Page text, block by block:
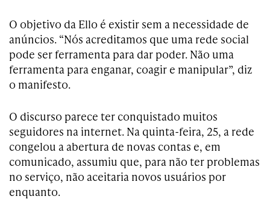
O objetivo da Ello é existir sem a necessidade de
anúncios. “Nós acreditamos que uma rede social
pode ser ferramenta para dar poder. Não uma
ferramenta para enganar, coagir e manipular”, diz
o manifesto.
O discurso parece ter conquistado muitos
seguidores na internet. Na quinta-feira, 25, a rede
congelou a abertura de novas contas e, em
comunicado, assumiu que, para não ter problemas
no serviço, não aceitaria novos usuários por
enquanto.